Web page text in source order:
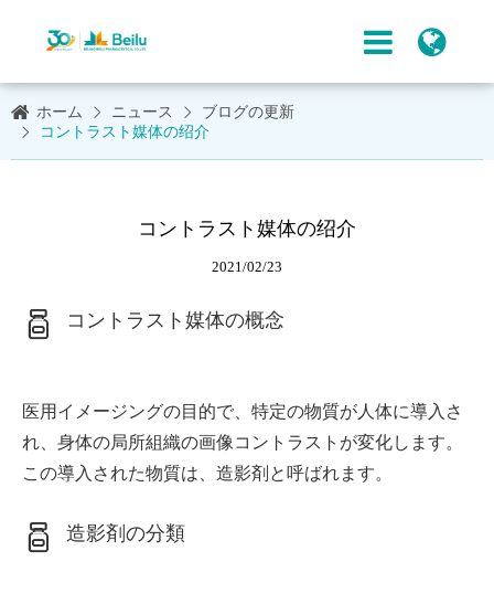
ホーム ニュース
ブログの更新
コントラスト媒体の绍介
コントラスト媒体の绍介
2021/02/23
コントラスト媒体の概念
医用イメージングの目的で、特定の物質が人体に導入さ
れ、身体の局所組織の画像コントラストが変化します。
この導入された物質は、造影剤と呼ばれます。
造影剤の分類